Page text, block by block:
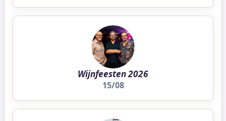
Wijnfeesten 2026
15/08